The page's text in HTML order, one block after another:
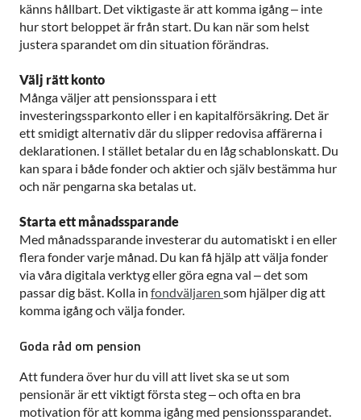
känns hållbart. Det viktigaste är att komma igång – inte
hur stort beloppet är från start. Du kan när som helst
justera sparandet om din situation förändras.
Välj rätt konto
Många väljer att pensionsspara i ett
investeringssparkonto eller i en kapitalförsäkring. Det är
ett smidigt alternativ där du slipper redovisa affärerna i
deklarationen. I stället betalar du en låg schablonskatt. Du
kan spara i både fonder och aktier och själv bestämma hur
och när pengarna ska betalas ut.
Starta ett månadssparande
Med månadssparande investerar du automatiskt i en eller
flera fonder varje månad. Du kan få hjälp att välja fonder
via våra digitala verktyg eller göra egna val – det som
passar dig bäst. Kolla in fondväljaren som hjälper dig att
komma igång och välja fonder.
Goda råd om pension
Att fundera över hur du vill att livet ska se ut som
pensionär är ett viktigt första steg – och ofta en bra
motivation för att komma igång med pensionssparandet.